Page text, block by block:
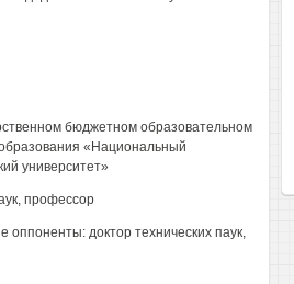
бюджетном образовательном
«Национальный
университет»
профессор
доктор технических паук,